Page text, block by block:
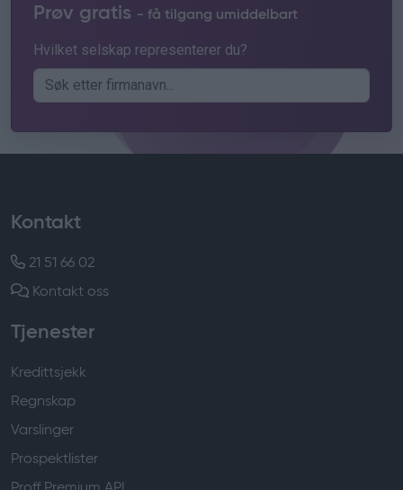
Prøv gratis - få tilgang umiddelbart
Hvilket selskap representerer du?
Kontakt
21 51 66 02
Kontakt oss
Tjenester
Kredittsjekk
Regnskap
Varslinger
Prospektlister